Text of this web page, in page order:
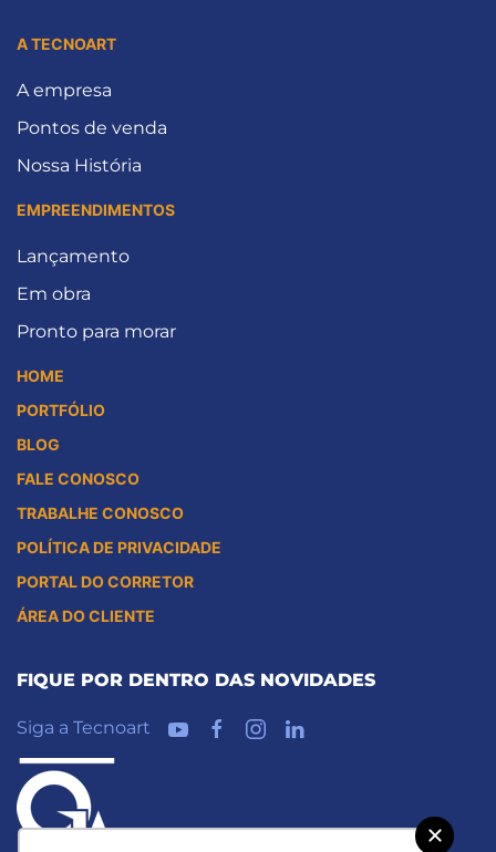
A TECNOART
A empresa
Pontos de venda
Nossa História
EMPREENDIMENTOS
Lançamento
Em obra
Pronto para morar
HOME
PORTFÓLIO
BLOG
FALE CONOSCO
TRABALHE CONOSCO
POLÍTICA DE PRIVACIDADE
PORTAL DO CORRETOR
ÁREA DO CLIENTE
FIQUE POR DENTRO DAS NOVIDADES
Siga a Tecnoart